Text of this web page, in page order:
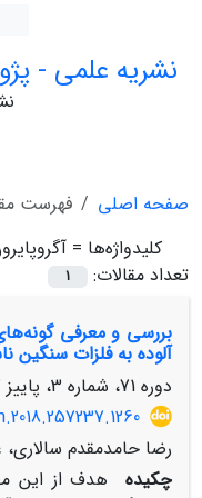
نشریه علمی -
صفحه اصلی
فهرست
کلیدواژه‌ها =
تعداد مقالات:
1
بررسی و معرفی
آلوده به فلزات سنگین
دوره 71، شماره 3، پاییز 1397، صفحه
رضا حامدمقدم سالاری،
چکیده
هدف از این